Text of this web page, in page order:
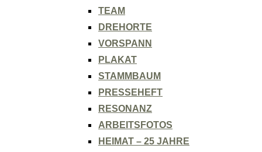
TEAM
DREHORTE
VORSPANN
PLAKAT
STAMMBAUM
PRESSEHEFT
RESONANZ
ARBEITSFOTOS
HEIMAT – 25 JAHRE